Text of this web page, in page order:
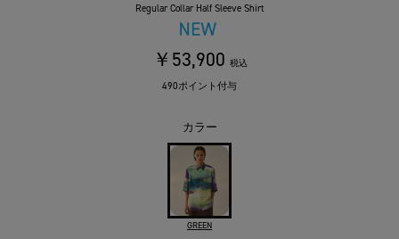
Regular Collar Half Sleeve Shirt
￥53,900 税込
490ポイント付与
カラー
GREEN